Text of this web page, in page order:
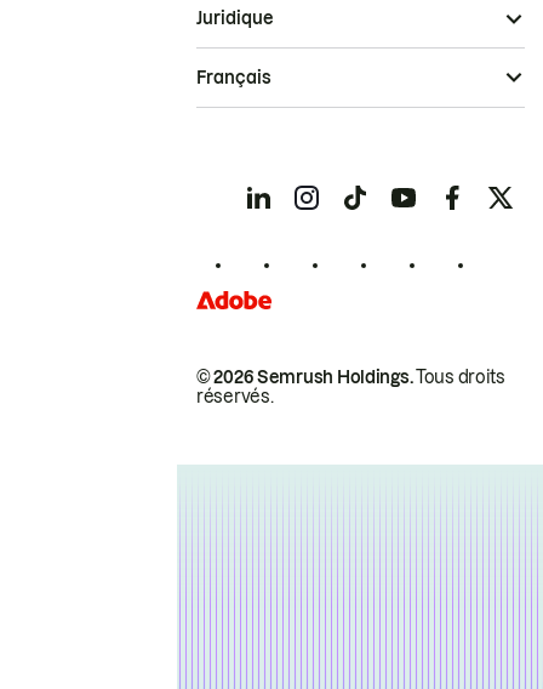
© 2026 Semrush Holdings.Tous droits
réservés.
Juridique
Français